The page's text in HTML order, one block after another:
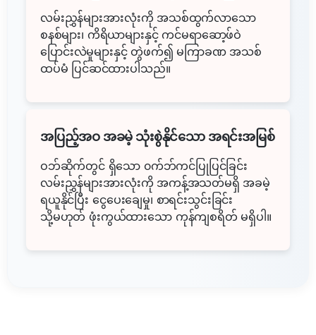
လမ်းညွှန်များအားလုံးကို အသစ်ထွက်လာသော
စနစ်များ၊ ကိရိယာများနှင့် ကင်မရာဆော့ဖ်ဝဲ
ပြောင်းလဲမှုများနှင့် တွဲဖက်၍ မကြာခဏ အသစ်
ထပ်မံ ပြင်ဆင်ထားပါသည်။
အပြည့်အဝ အခမဲ့ သုံးစွဲနိုင်သော အရင်းအမြစ်
ဝဘ်ဆိုက်တွင် ရှိသော ၀က်ဘ်ကင်ပြုပြင်ခြင်း
လမ်းညွှန်များအားလုံးကို အကန့်အသတ်မရှိ အခမဲ့
ရယူနိုင်ပြီး ငွေပေးချေမှု၊ စာရင်းသွင်းခြင်း
သို့မဟုတ် ဖုံးကွယ်ထားသော ကုန်ကျစရိတ် မရှိပါ။